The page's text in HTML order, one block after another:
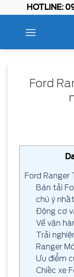
to
content
HOTLINE:
Ford
Ford Ranger
Bán tải
chú ý
Động cơ
Về vận
Trải
Ranger
Ưu điểm
Chiếc xe